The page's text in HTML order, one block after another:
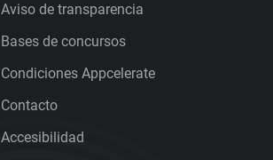
Aviso de transparencia
Bases de concursos
Condiciones Appcelerate
Contacto
Accesibilidad